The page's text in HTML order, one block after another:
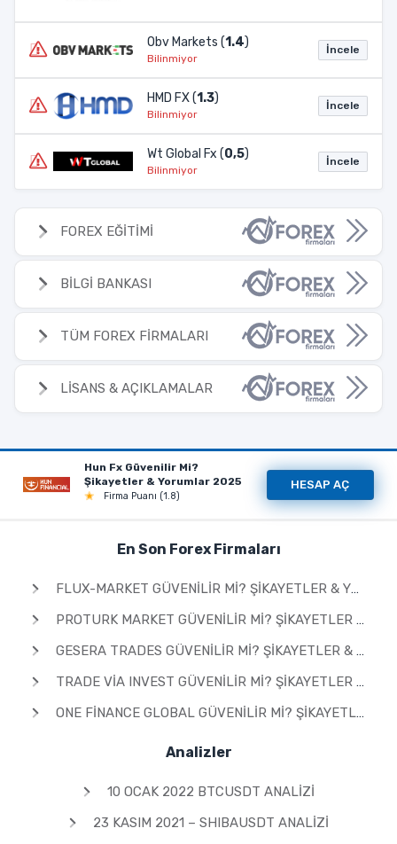
Obv Markets (1.4)
Bilinmiyor
İncele
HMD FX (1.3)
Bilinmiyor
İncele
Wt Global Fx (0,5)
Bilinmiyor
İncele
FOREX EĞİTİMİ
BİLGİ BANKASI
TÜM FOREX FİRMALARI
LİSANS & AÇIKLAMALAR
Hun Fx Güvenilir Mi?
Şikayetler & Yorumlar 2025
Firma Puanı (1.8)
HESAP AÇ
En Son Forex Firmaları
FLUX-MARKET GÜVENILIR MI? ŞIKAYETLER & YORUMLAR 2026
PROTURK MARKET GÜVENILIR MI? ŞIKAYETLER & YORUMLAR 2026
GESERA TRADES GÜVENILIR MI? ŞIKAYETLER & YORUMLAR 2026
TRADE VIA INVEST GÜVENILIR MI? ŞIKAYETLER & YORUMLAR 2026
ONE FINANCE GLOBAL GÜVENILIR MI? ŞIKAYETLER & YORUMLAR 2026
Analizler
10 OCAK 2022 BTCUSDT ANALIZI
23 KASIM 2021 – SHIBAUSDT ANALIZI